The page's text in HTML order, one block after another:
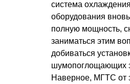
система
оборудования
полную мощность,
заниматься этим
добиваться
шумопоглощающих
Наверное, МГТС от